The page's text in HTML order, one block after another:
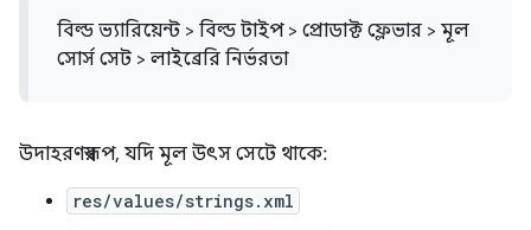
বিল্ড ভ্যারিয়েন্ট > বিল্ড টাইপ > প্রোডাক্ট ফ্লেভার > মূল
সোর্স সেট > লাইব্রেরি নির্ভরতা
উদাহরণস্বরূপ, যদি মূল উৎস সেটে থাকে:
res/values/strings.xml